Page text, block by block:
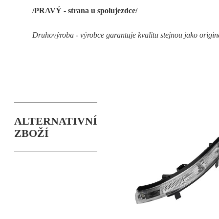
/PRAVÝ - strana u spolujezdce/
Druhovýroba - výrobce garantuje kvalitu stejnou jako
ALTERNATIVNÍ
ZBOŽÍ